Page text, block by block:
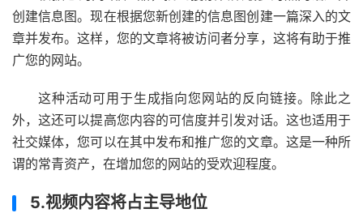
创建信息图。现在根据您新创建的信息图创建一篇深入的文
章并发布。这样，您的文章将被访问者分享，这将有助于推
广您的网站。
这种活动可用于生成指向您网站的反向链接。除此之
外，这还可以提高您内容的可信度并引发对话。这也适用于
社交媒体，您可以在其中发布和推广您的文章。这是一种所
谓的常青资产，在增加您的网站的受欢迎程度。
5.视频内容将占主导地位